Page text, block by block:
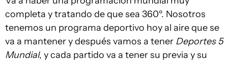
completa y tratando de que sea 360º. Nosotros
tenemos un programa deportivo hoy al aire que se
va a mantener y después vamos a tener Deportes 5
Mundial, y cada partido va a tener su previa y su